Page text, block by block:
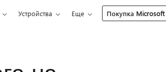
Устройства Еще Покупка Microsoft